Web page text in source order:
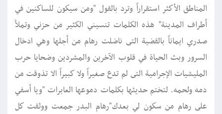
المناطق الأكثر استقراراً وترد بالقول "ومن سيكون للساكنين في
أطراف المدينة" هذه الكلمات تنسيني الكثير من حزني وتملأ
صدري ايماناً بالقضية التى ناضلت رهام من أجلها وهي ادخال
السرور وبث الحياة في قلوب الآخرين والمشردين وضحايا حرب
المليشيات الإجرامية التى لم تدع صغيراً ولا كبيراً الا تذوقت من
دمه ولحمه. لتختم حديثها بكلمات دموعها العابرات "ويا أسفي
على رهام من سكون لي بعدك"رهام البدر جمعت ووثقت كل